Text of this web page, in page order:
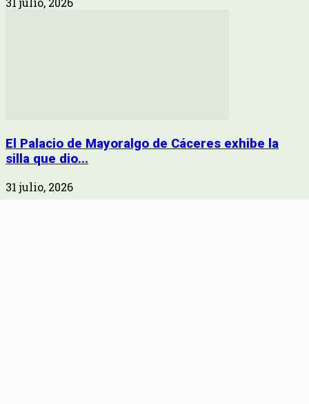
El Palacio de Mayoralgo de Cáceres exhibe la
silla que dio...
31 julio, 2026